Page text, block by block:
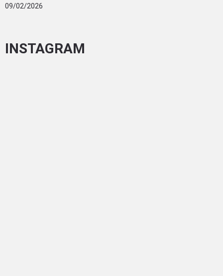
09/02/2026
INSTAGRAM